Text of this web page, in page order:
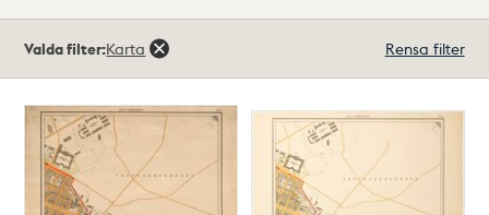
träffar
Valda filter:Karta Rensa filter